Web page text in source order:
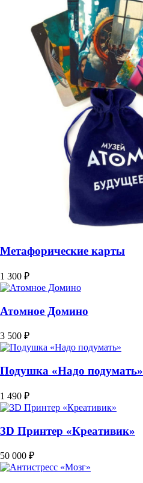
Метафорические карты
1 300 ₽
Атомное Домино
3 500 ₽
Подушка «Надо подумать»
1 490 ₽
3D Принтер «Креативик»
50 000 ₽